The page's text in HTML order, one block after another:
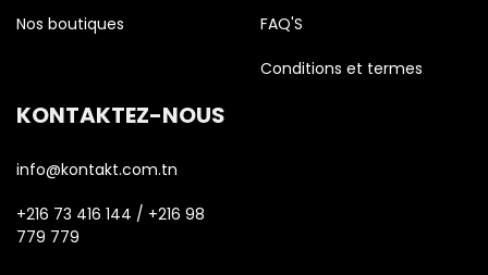
Nos boutiques FAQ'S
Conditions et termes
KONTAKTEZ-NOUS
info@kontakt.com.tn
+216 73 416 144 / +216 98
779 779